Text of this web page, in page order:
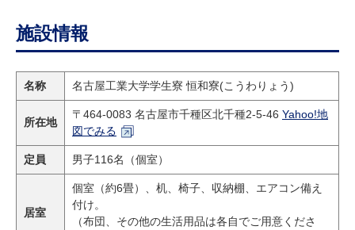
施設情報
名称 名古屋工業大学学生寮 恒和寮(こうわりょう)
所在地
〒464-0083 名古屋市千種区北千種2-5-46 Yahoo!地
図でみる
定員 男子116名（個室）
居室
個室（約6畳）、机、椅子、収納棚、エアコン備え
付け。
（布団、その他の生活用品は各自でご用意くださ